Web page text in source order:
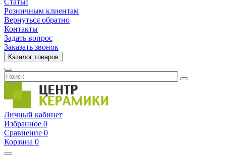
Статьи
Розничным клиентам
Вернуться обратно
Контакты
Задать вопрос
Заказать звонок
Каталог товаров
Личный кабинет
Избранное 0
Сравнение 0
Корзина 0